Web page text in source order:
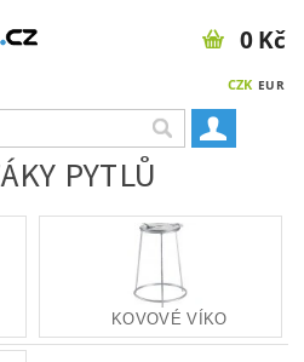
CZK EUR
0 Kč
PYTLŮ
KOVOVÉ VÍKO